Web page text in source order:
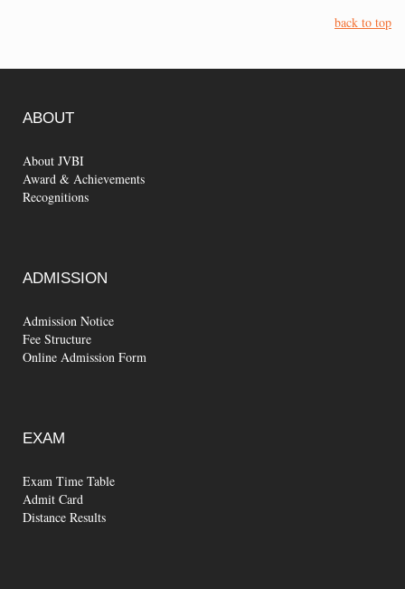
back to top
ABOUT
About JVBI
Award & Achievements
Recognitions
ADMISSION
Admission Notice
Fee Structure
Online Admission Form
EXAM
Exam Time Table
Admit Card
Distance Results